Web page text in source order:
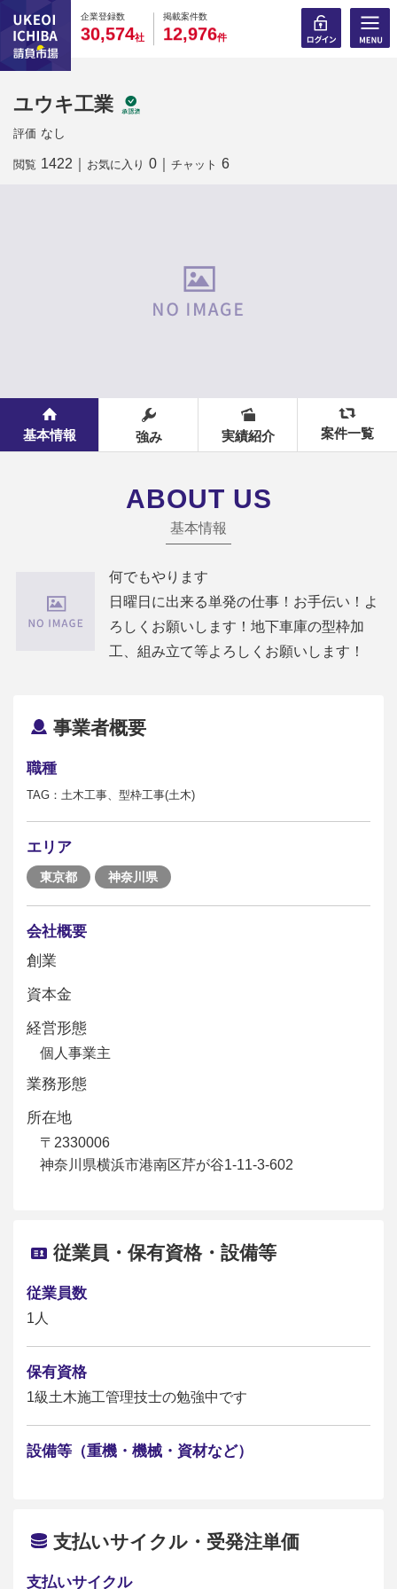
企業登録数
0
3
0
0,
0
5
0
74社
掲載案件数
0
1
0
2,
0
9
0
76件
ユウキ工業
評価 なし
閲覧 1422 お気に入り 0 チャット 6
基本情報 強み 実績紹介 案件一覧
ABOUT US
基本情報
何でもやります
日曜日に出来る単発の仕事！お手伝い！よ
ろしくお願いします！地下車庫の型枠加
工、組み立て等よろしくお願いします！
事業者概要
職種
TAG：土木工事、型枠工事(土木)
エリア
東京都 神奈川県
会社概要
創業
資本金
経営形態
個人事業主
業務形態
所在地
〒2330006
神奈川県横浜市港南区芹が谷1-11-3-602
従業員・保有資格・設備等
従業員数
1人
保有資格
1級土木施工管理技士の勉強中です
設備等（重機・機械・資材など）
支払いサイクル・受発注単価
支払いサイクル